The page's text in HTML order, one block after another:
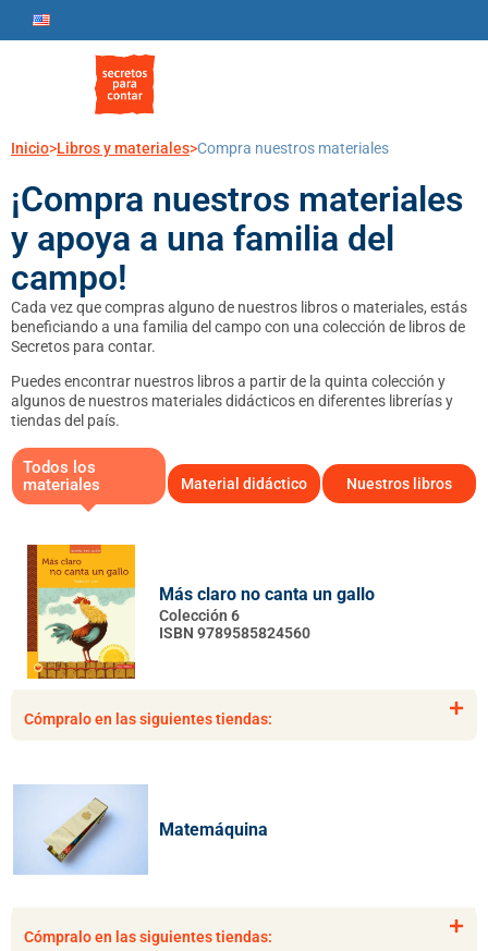
Inicio>Libros y materiales>Compra nuestros materiales
¡Compra nuestros materiales
y apoya a una familia del
campo!
Cada vez que compras alguno de nuestros libros o materiales, estás
beneficiando a una familia del campo con una colección de libros de
Secretos para contar.
Puedes encontrar nuestros libros a partir de la quinta colección y
algunos de nuestros materiales didácticos en diferentes librerías y
tiendas del país.
Todos los
materiales
Material didáctico Nuestros libros
Más claro no canta un gallo
Colección 6
ISBN 9789585824560
Cómpralo en las siguientes tiendas:
Matemáquina
Cómpralo en las siguientes tiendas:
Matemáticas Nivel 2: Primeras
cantidades
Cómpralo en las siguientes tiendas:
Matemáticas Nivel 3: Números del 0 al
10
Cómpralo en las siguientes tiendas:
El palabrero
ISBN 9789585222205
Cómpralo en las siguientes tiendas: